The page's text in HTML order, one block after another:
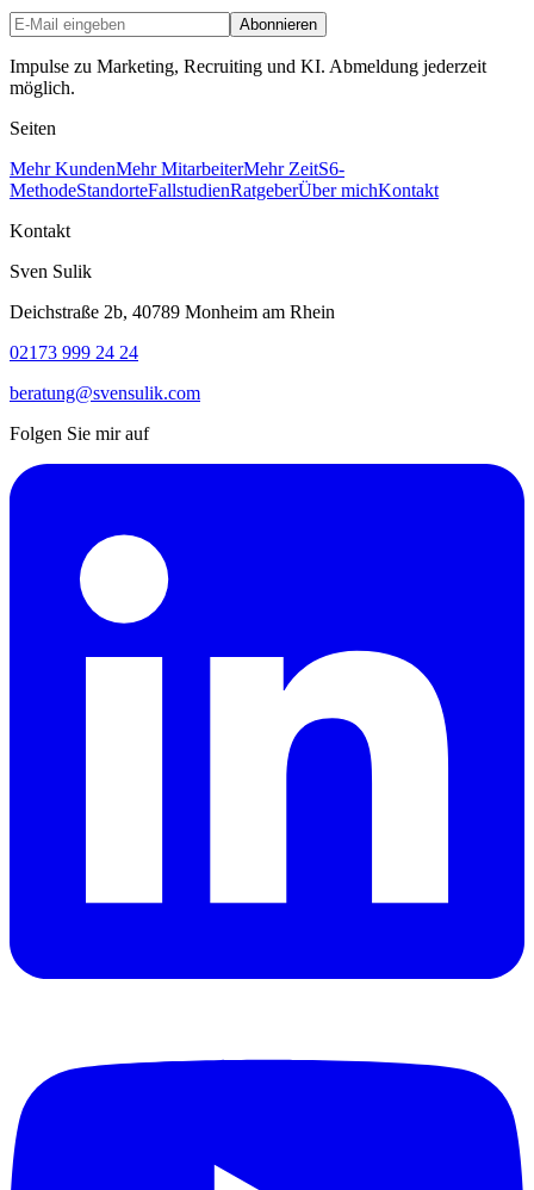
Abonnieren
Impulse zu Marketing, Recruiting und KI. Abmeldung jederzeit
möglich.
Seiten
Mehr KundenMehr MitarbeiterMehr ZeitS6-
MethodeStandorteFallstudienRatgeberÜber michKontakt
Kontakt
Sven Sulik
Deichstraße 2b, 40789 Monheim am Rhein
02173 999 24 24
beratung@svensulik.com
Folgen Sie mir auf